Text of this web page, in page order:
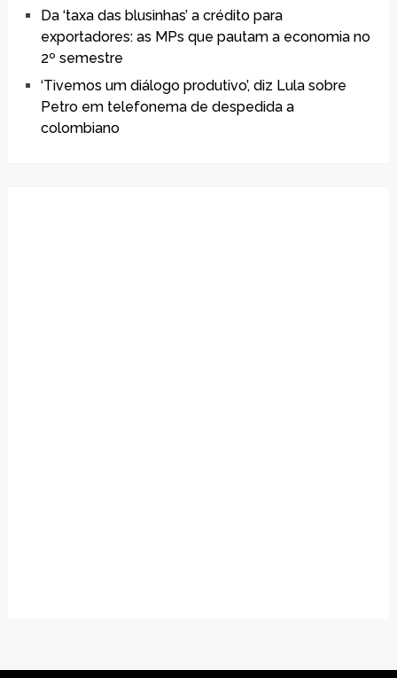
Da ‘taxa das blusinhas’ a crédito para
exportadores: as MPs que pautam a economia no
2º semestre
‘Tivemos um diálogo produtivo’, diz Lula sobre
Petro em telefonema de despedida a
colombiano